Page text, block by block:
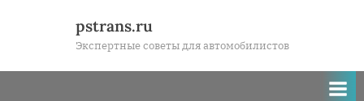
pstrans.ru
Экспертные советы для автомобилистов